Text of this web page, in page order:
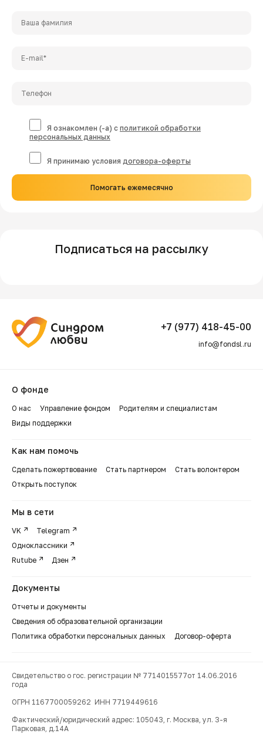
Я ознакомлен (-а) с политикой обработки
персональных данных
Я принимаю условия договора-оферты
Помогать ежемесячно
Подписаться на рассылку
+7 (977) 418-45-00
info@fondsl.ru
О фонде
О нас Управление фондом
Родителям и специалистам
Виды поддержки
Как нам помочь
Сделать пожертвование Стать партнером
Стать волонтером
Открыть поступок
Мы в сети
VK
Telegram
Одноклассники
Rutube
Дзен
Документы
Отчеты и документы
Сведения об образовательной организации
Политика обработки персональных данных
Договор-оферта
Свидетельство о гос. регистрации № 7714015577от 14.06.2016
года
ОГРН 1167700059262 ИНН 7719449616
Фактический/юридический адрес: 105043, г. Москва, ул. 3-я
Парковая, д.14А